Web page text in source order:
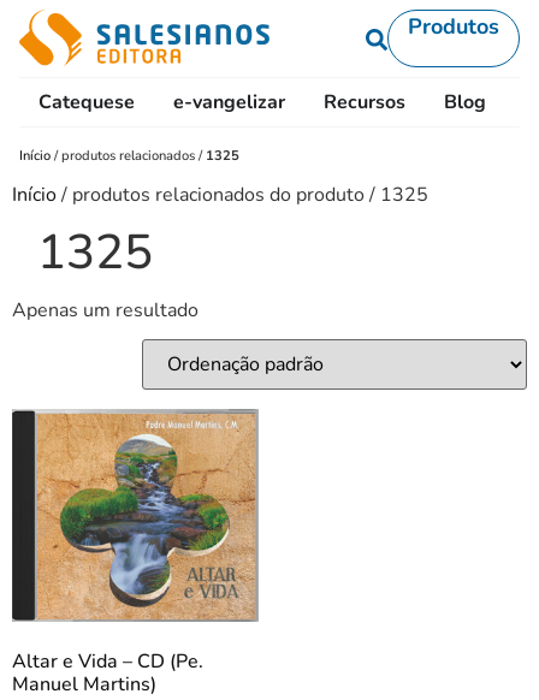
Produtos
Catequese e-vangelizar Recursos Blog
Início /produtos relacionados / 1325
Início/ produtos relacionados do produto / 1325
1325
Apenas um resultado
Altar e Vida – CD (Pe.
Manuel Martins)